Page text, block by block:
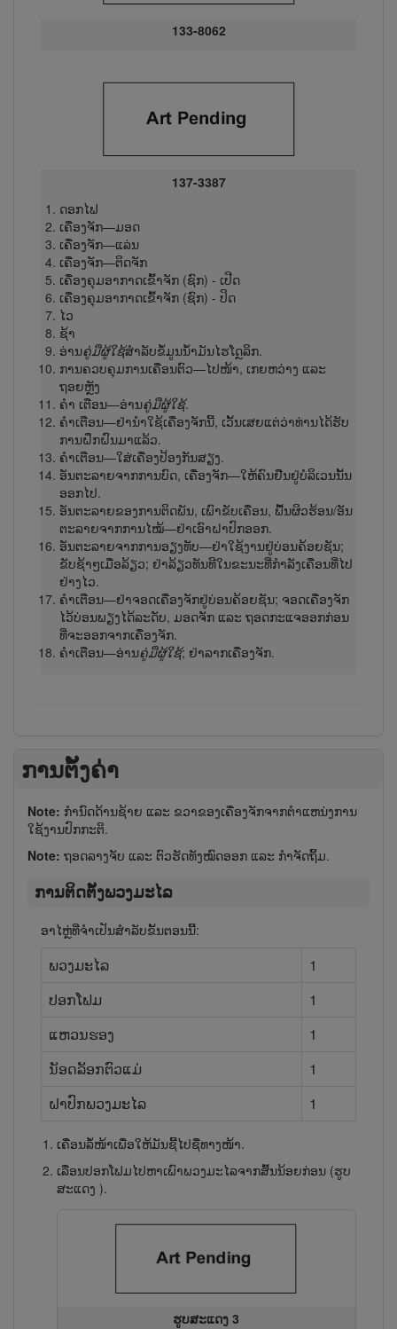
133-8062
137-3387
ດອກ​ໄຟ
ເຄື່ອງຈັກ—ມອດ
ເຄື່ອງຈັກ—ແລ່ນ
ເຄື່ອງຈັກ—ຕິດ​ຈັກ
ເຄື່ອງ​ຄຸມ​ອາ​ກາດ​ເຂົ້າ​ຈັກ (ຊົກ) - ເປີດ
ເຄື່ອງ​ຄຸມ​ອາ​ກາດ​ເຂົ້າ​ຈັກ (ຊົກ) - ປິດ
ໄວ
ຊ້າ
ອ່ານຄູ່​ມື​ຜູ້​ໃຊ້ສຳລັບຂໍ້ມູນນ້ຳ​ມັນ​ໄຮ​ໂດຼ​ລິກ.
ການ​ຄວບ​ຄຸມ​ການ​ເຄື່ອນ​ຕົວ—ໄປ​ໜ້າ, ເກຍ​ຫວ່າງ ແລະ
ຖອຍ​ຫຼັງ
ຄຳ ເຕືອນ—ອ່ານຄູ່ມືຜູ້​ໃຊ້.
ຄຳເຕືອນ—ຢ່ານຳ​ໃຊ້ເຄື່ອງຈັກນີ້, ເວັ້ນເສຍແຕ່ວ່າທ່ານໄດ້ຮັບ
ການຝຶກຝົນ​ມາແລ້ວ.
ຄຳເຕືອນ—ໃສ່ເຄື່ອງປ້ອງກັນສຽງ.
ອັນຕະລາຍຈາກການບົດ, ເຄື່ອງ​ຈັກ—ໃຫ້ຄົນ​ຢືນ​ຢູ່​ບໍ​ລິ​ເວນ​ນັ້ນ​
ອອກ​ໄປ.
ອັນ​ຕະ​ລາຍ​ຂອງ​ການ​ຕິດ​ພັນ, ເພົາ​ຂັບ​ເຄື່ອນ, ພື້ນຜິວ​ຮ້ອນ/ອັນ​
ຕະ​ລາຍ​ຈາກ​ການ​ໄໝ້—ຢ່າ​ເອົາ​ຝາ​ປົກ​ອອກ.
ອັນ​ຕະ​ລາຍ​ຈາກ​ການ​ອຽງ​ທັບ—ຢ່າ​ໃຊ້​ງານ​ຢູ່​ບ່ອນ​ຄ້ອຍ​ຊັນ;
ຂັບ​ຊ້າໆ​ເມື່ອ​ລ້ຽວ; ຢ່າ​ລ້ຽວ​ທັນ​ທີ​ໃນ​ຂະ​ນະ​ທີ່​ກຳ​ລັງ​ເຄື່ອນ​ທີ່​ໄປ​
ຢ່າງ​ໄວ.
ຄຳເຕືອນ—ຢ່າຈອດເຄື່ອງ​ຈັກຢູ່ບ່ອນຄ້ອຍຊັນ; ຈອດ​ເຄື່ອງ​ຈັກ​
ໄວ້​ບ່ອນ​ພຽງ​ໄດ້​ລະ​ດັບ, ມອດ​ຈັກ ແລະ ຖອດກະແຈອອກກ່ອນ
ທີ່ຈະອອກຈາກເຄື່ອງຈັກ.
ຄຳເຕືອນ—ອ່ານຄູ່ມືຜູ້​ໃຊ້; ຢ່າລາກເຄື່ອງຈັກ.
ການຕັ້ງຄ່າ
Note: ກໍານົດດ້ານຊ້າຍ ແລະ ຂວາຂອງເຄື່ອງຈັກຈາກຕໍາແຫນ່ງການ​
ໃຊ້​ງານປົກກະຕິ.
Note: ຖອດລາງ​ຈັບ ແລະ ຕົວ​ຮັດ​ທັງ​ໝົດ​ອອກ ແລະ ກຳ​ຈັດ​ຖິ້ມ.
ການຕິດຕັ້ງພວງມະໄລ
ອາໄຫຼ່ທີ່ຈຳເປັນສຳລັບຂັ້ນຕອນນີ້:
ພວງມະໄລ
1
ປອກ​ໂຟມ
1
ແຫວນຮອງ
1
ນັອດລັອກຕົວແມ່
1
ຝາປົກພວງມະໄລ
1
ເຄື່ອນ​ລໍ້​ໜ້າ​ເພື່ອ​ໃຫ້​ມັນ​ຊີ້​ໄປ​ຊື່​ທາງ​ໜ້າ.
ເລື່ອນ​ປອກ​ໂຟມໄປ​ຫາ​ເພົາ​ພວງ​ມະ​ໄລຈາກສົ້ນ​ນ້ອຍ​ກ່ອນ (ຮູບ
ສະແດງ ).
ຮູບສະແດງ 3